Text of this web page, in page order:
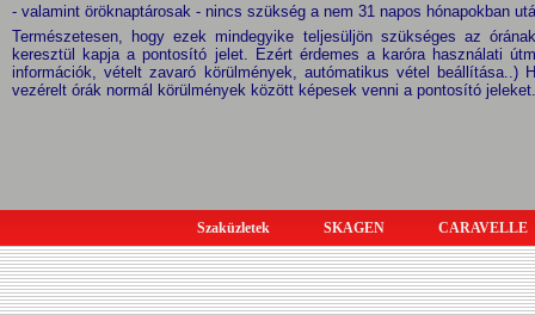
- valamint öröknaptárosak - nincs szükség a nem 31 napos hónapokban
Természetesen, hogy ezek mindegyike teljesüljön szükséges az
keresztül kapja a pontosító jelet. Ezért érdemes a karóra használati
információk, vételt zavaró körülmények, autómatikus vétel beállítása..)
vezérelt órák normál körülmények között képesek venni a pontosító jeleket.
Szaküzletek SKAGEN CARAVELLE